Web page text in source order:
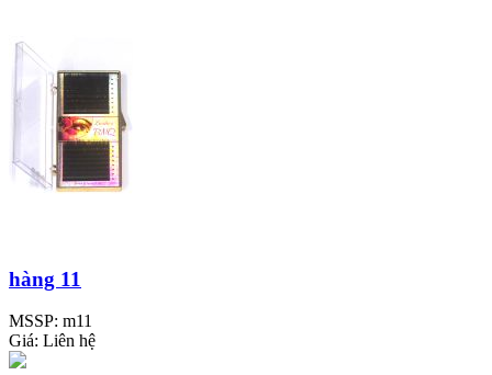
hàng 11
MSSP: m11
Giá: Liên hệ